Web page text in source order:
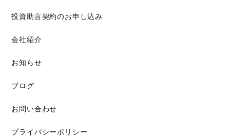
投資助言契約のお申し込み
会社紹介
お知らせ
ブログ
お問い合わせ
プライバシーポリシー